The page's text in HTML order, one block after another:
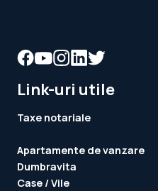
Link-uri utile
Taxe notariale
Apartamente de vanzare
Dumbravita
Case / Vile